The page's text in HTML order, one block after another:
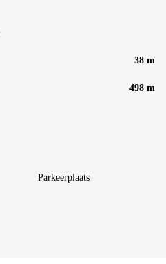
38 m
498 m
Parkeerplaats